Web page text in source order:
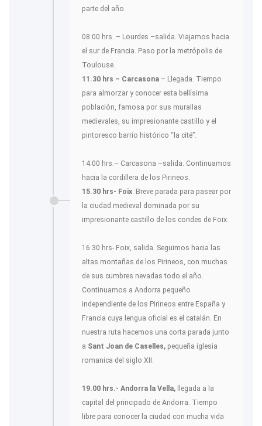
parte del año.
08:00 hrs. – Lourdes –salida. Viajamos hacia
el sur de Francia. Paso por la metrópolis de
Toulouse.
11.30 hrs – Carcasona – Llegada. Tiempo
para almorzar y conocer esta bellísima
población, famosa por sus murallas
medievales, su impresionante castillo y el
pintoresco barrio histórico “la cité”.
14:00 hrs.– Carcasona –salida. Continuamos
hacia la cordillera de los Pirineos.
15.30 hrs- Foix. Breve parada para pasear por
la ciudad medieval dominada por su
impresionante castillo de los condes de Foix.
16.30 hrs- Foix, salida. Seguimos hacia las
altas montañas de los Pirineos, con muchas
de sus cumbres nevadas todo el año.
Continuamos a Andorra pequeño
independiente de los Pirineos entre España y
Francia cuya lengua oficial es el catalán. En
nuestra ruta hacemos una corta parada junto
a Sant Joan de Caselles, pequeña iglesia
romanica del siglo XII.
19.00 hrs.- Andorra la Vella, llegada a la
capital del principado de Andorra. Tiempo
libre para conocer la ciudad con mucha vida